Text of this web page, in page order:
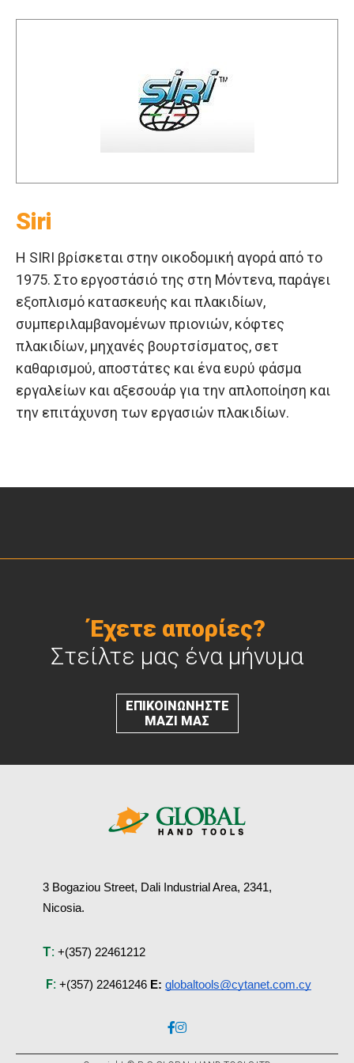
Siri
Η SIRI βρίσκεται στην οικοδομική αγορά από το
1975. Στο εργοστάσιό της στη Μόντενα, παράγει
εξοπλισμό κατασκευής και πλακιδίων,
συμπεριλαμβανομένων πριονιών, κόφτες
πλακιδίων, μηχανές βουρτσίσματος, σετ
καθαρισμού, αποστάτες και ένα ευρύ φάσμα
εργαλείων και αξεσουάρ για την απλοποίηση και
την επιτάχυνση των εργασιών πλακιδίων.
Έχετε απορίες?
Στείλτε μας ένα μήνυμα
ΕΠΙΚΟΙΝΩΝΗΣΤΕ
ΜΑΖΙ ΜΑΣ
3 Bogaziou Street, Dali Industrial Area, 2341,
Nicosia.
T: +(357) 22461212
F: +(357) 22461246 E: globaltools@cytanet.com.cy